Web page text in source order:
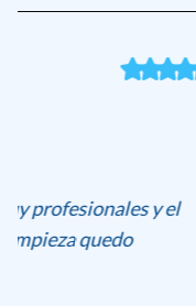
profesionales y el
quedo